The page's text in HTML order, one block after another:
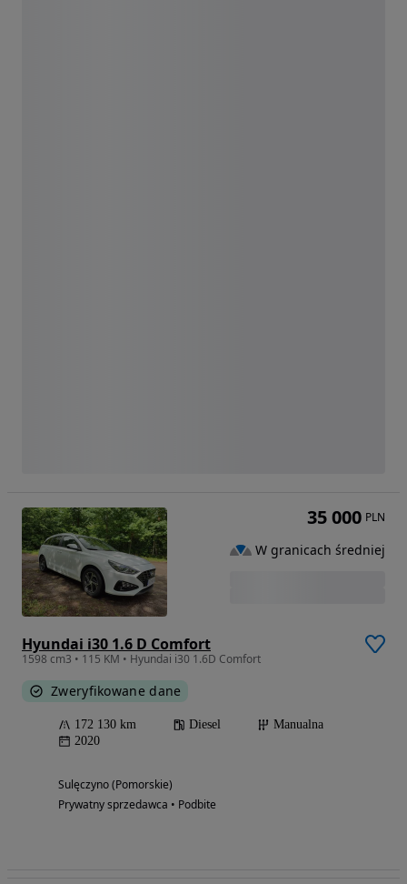
Hyundai i30 1.6 D Comfort
1598 cm3 • 115 KM • Hyundai i30 1.6D Comfort
Zweryfikowane dane
172 130 km Diesel
Manualna
2020
Sulęczyno (Pomorskie)
Prywatny sprzedawca • Podbite
35 000 PLN
W granicach średniej